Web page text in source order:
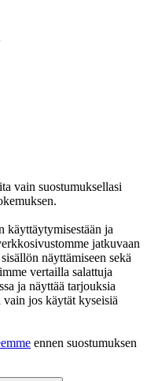
vain suostumuksellasi
käyttäytymisestään ja
jatkuvaan
näyttämiseen sekä
vertailla salattuja
ja näyttää tarjouksia
jos käytät kyseisiä
ennen suostumuksen